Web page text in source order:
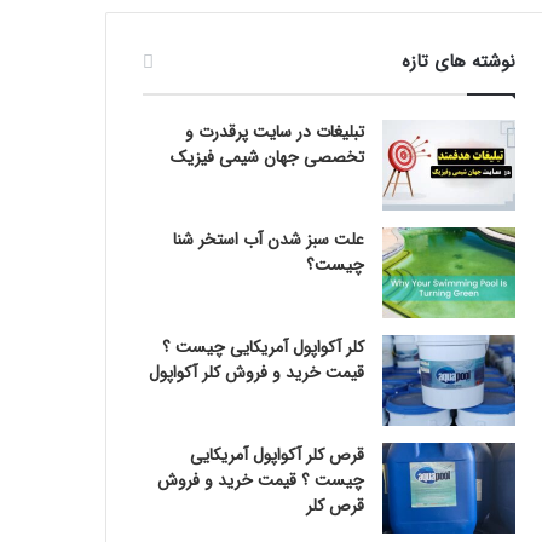
نوشته های تازه
تبلیغات در سایت پرقدرت و
تخصصی جهان شیمی فیزیک
علت سبز شدن آب استخر شنا
چیست؟
کلر آکواپول آمریکایی چیست ؟
قیمت خرید و فروش کلر آکواپول
قرص کلر آکواپول آمریکایی
چیست ؟ قیمت خرید و فروش
قرص کلر